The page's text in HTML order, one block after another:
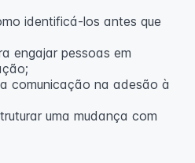
identificá-los antes que
engajar pessoas em
comunicação na adesão à
uma mudança com